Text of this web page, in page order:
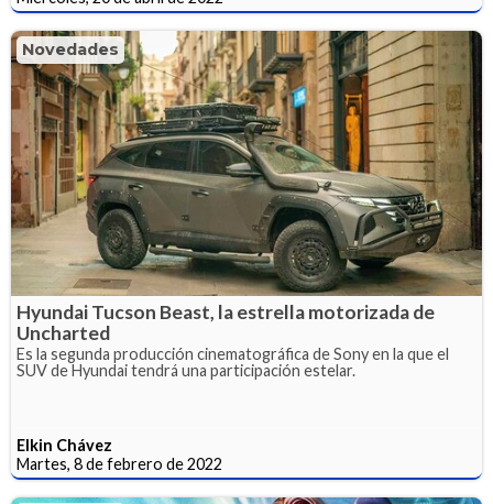
Novedades
Hyundai Tucson Beast, la estrella motorizada de
Uncharted
Es la segunda producción cinematográfica de Sony en la que el
SUV de Hyundai tendrá una participación estelar.
Elkin Chávez
Martes, 8 de febrero de 2022